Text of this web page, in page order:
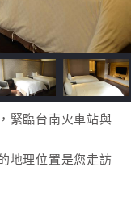
緊臨台南火車站與
地理位置是您走訪